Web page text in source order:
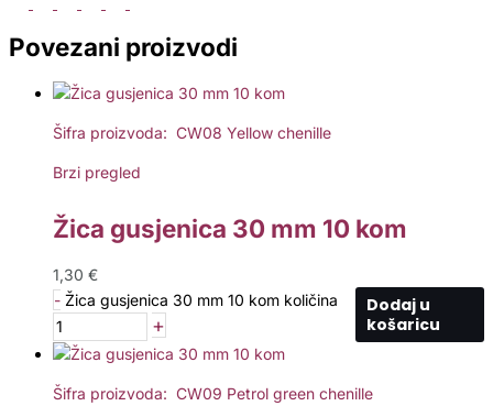
Povezani proizvodi
Šifra proizvoda: CW08 Yellow chenille
Brzi pregled
Žica gusjenica 30 mm 10 kom
1,30 €
- Žica gusjenica 30 mm 10 kom količina
+
Dodaj u
košaricu
Šifra proizvoda: CW09 Petrol green chenille